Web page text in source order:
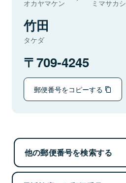
オカヤマケン ミマサカシ
竹田
タケダ
709-4245
郵便番号をコピーする
他の郵便番号を検索する